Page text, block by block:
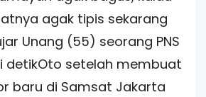
agak tipis sekarang
Unang (55) seorang PNS
detikOto setelah membuat
baru di Samsat Jakarta